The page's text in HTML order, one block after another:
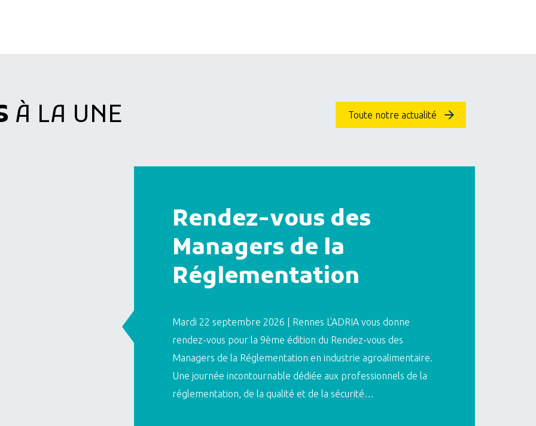
À LA UNE Toute notre actualité
Rendez-vous des
Managers de la
Réglementation
Mardi 22 septembre 2026 | Rennes L'ADRIA vous donne
rendez-vous pour la 9ème édition du Rendez-vous des
Managers de la Réglementation en industrie agroalimentaire.
Une journée incontournable dédiée aux professionnels de la
réglementation, de la qualité et de la sécurité…